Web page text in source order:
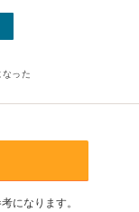
った
になります。